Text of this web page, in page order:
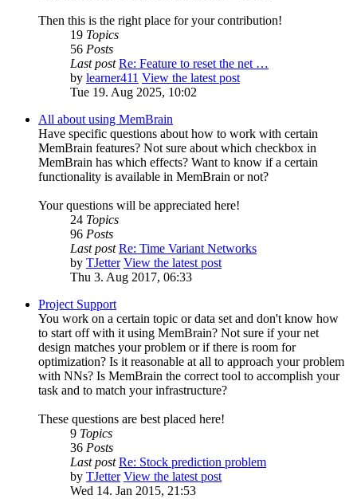
Then this is the right place for your contribution!
19 Topics
56 Posts
Last post Re: Feature to reset the net …
by learner411 View the latest post
Tue 19. Aug 2025, 10:02
All about using MemBrain
Have specific questions about how to work with certain
MemBrain features? Not sure about which checkbox in
MemBrain has which effects? Want to know if a certain
functionality is available in MemBrain or not?
Your questions will be appreciated here!
24 Topics
96 Posts
Last post Re: Time Variant Networks
by TJetter View the latest post
Thu 3. Aug 2017, 06:33
Project Support
You work on a certain topic or data set and don't know how
to start off with it using MemBrain? Not sure if your net
design matches your problem or if there is room for
optimization? Is it reasonable at all to approach your problem
with NNs? Is MemBrain the correct tool to accomplish your
task and to match your infrastructure?
These questions are best placed here!
9 Topics
36 Posts
Last post Re: Stock prediction problem
by TJetter View the latest post
Wed 14. Jan 2015, 21:53